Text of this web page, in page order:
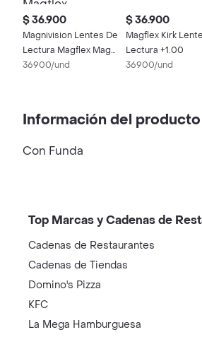
$ 36.900
Magnivision Lentes De
Lectura Magflex Magr
V Kami + 3.50
36900/und
$ 36.900
Magflex Kirk
Lectura +1.00
36900/und
Información del producto
Con Funda
Top Marcas y Cadenas de
Cadenas de Restaurantes
Cadenas de Tiendas
Domino's Pizza
KFC
La Mega Hamburguesa